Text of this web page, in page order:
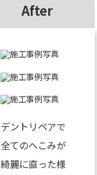
After
デントリペアで
全てのへこみが
綺麗に直った様